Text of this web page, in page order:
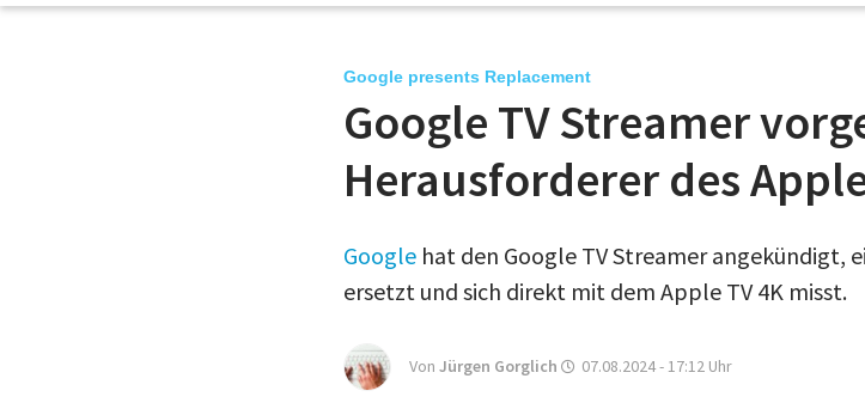
Google presents Replacement
Google TV Streamer
Herausforderer des
Google hat den Google TV Streamer angekündigt,
ersetzt und sich direkt mit dem Apple TV 4K misst.
Von Jürgen Gorglich 07.08.2024 - 17:12 Uhr